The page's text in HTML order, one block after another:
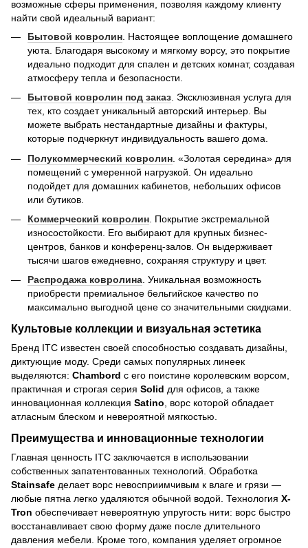
возможные сферы применения, позволяя каждому клиенту
найти свой идеальный вариант:
Бытовой ковролин . Настоящее воплощение домашнего
уюта. Благодаря высокому и мягкому ворсу, это покрытие
идеально подходит для спален и детских комнат, создавая
атмосферу тепла и безопасности.
Бытовой ковролин под заказ. Эксклюзивная услуга для
тех, кто создает уникальный авторский интерьер. Вы
можете выбрать нестандартные дизайны и фактуры,
которые подчеркнут индивидуальность вашего дома.
Полукоммерческий ковролин . «Золотая середина» для
помещений с умеренной нагрузкой. Он идеально
подойдет для домашних кабинетов, небольших офисов
или бутиков.
Коммерческий ковролин . Покрытие экстремальной
износостойкости. Его выбирают для крупных бизнес-
центров, банков и конференц-залов. Он выдерживает
тысячи шагов ежедневно, сохраняя структуру и цвет.
Распродажа ковролина. Уникальная возможность
приобрести премиальное бельгийское качество по
максимально выгодной цене со значительными скидками.
Культовые коллекции и визуальная эстетика
Бренд ITC известен своей способностью создавать дизайны,
диктующие моду. Среди самых популярных линеек
выделяются: Chambord с его поистине королевским ворсом,
практичная и строгая серия Solid для офисов, а также
инновационная коллекция Satino, ворс которой обладает
атласным блеском и невероятной мягкостью.
Преимущества и инновационные технологии
Главная ценность ITC заключается в использовании
собственных запатентованных технологий. Обработка
Stainsafe делает ворс невосприимчивым к влаге и грязи —
любые пятна легко удаляются обычной водой. Технология X-
Tron обеспечивает невероятную упругость нити: ворс быстро
восстанавливает свою форму даже после длительного
давления мебели. Кроме того, компания уделяет огромное